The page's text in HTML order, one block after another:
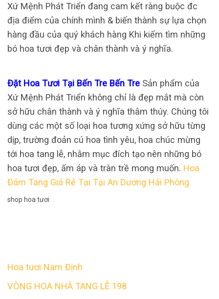
Xứ Mệnh Phát Triển đang cam kết ràng buộc đc
địa điểm của chính mình & biến thành sự lựa chọn
hàng đầu của quý khách hàng Khi kiếm tìm những
bó hoa tươi đẹp và chân thành và ý nghĩa.
Đặt Hoa Tươi Tại Bến Tre Bến Tre Sản phẩm của
Xứ Mệnh Phát Triển không chỉ là đẹp mắt mà còn
sở hữu chân thành và ý nghĩa thâm thúy. Chúng tôi
dùng các một số loại hoa tương xứng sở hữu từng
dịp, trường đoản cú hoa tình yêu, hoa chúc mừng
tới hoa tang lễ, nhằm mục đích tạo nên những bó
hoa tươi đẹp, ấm áp và tràn trề mong muốn. Hoa
Đám Tang Giá Rẻ Tại Tại An Dương Hải Phòng
shop hoa tươi
Hoa tươi Nam Định
VÒNG HOA NHÀ TANG LỄ 198